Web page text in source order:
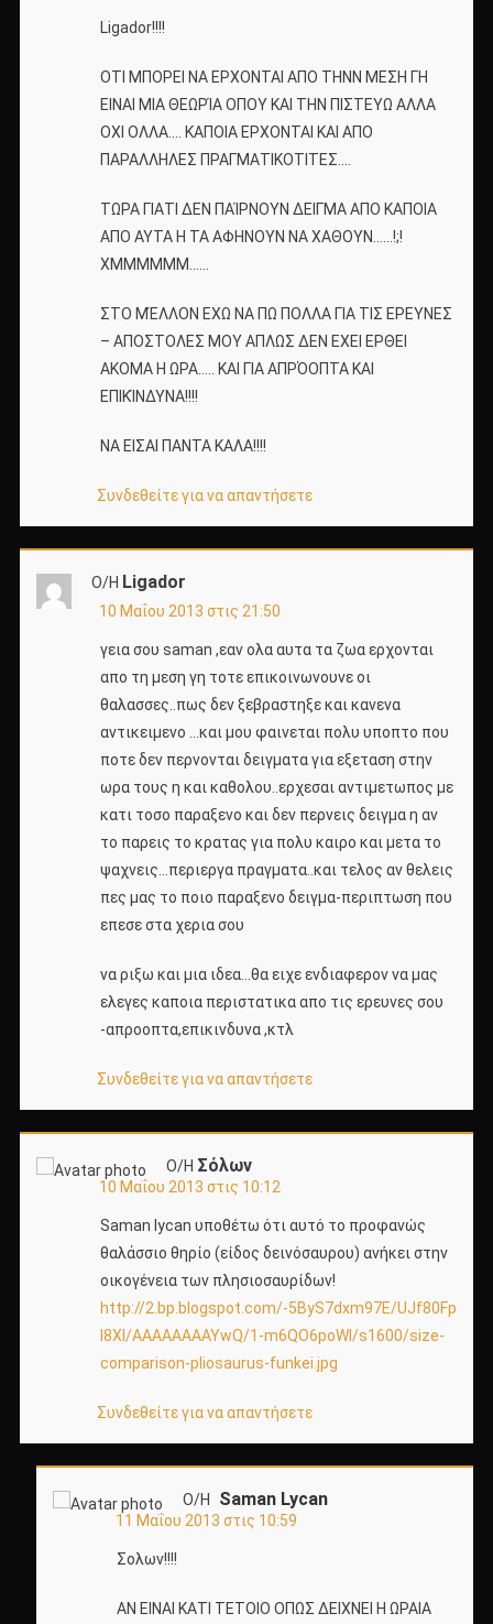
Ligador!!!!
ΟΤΙ ΜΠΟΡΕΙ ΝΑ ΕΡΧΟΝΤΑΙ ΑΠΟ ΤΗΝΝ ΜΕΣΗ ΓΗ
ΕΙΝΑΙ ΜΙΑ ΘΕΩΡΊΑ ΟΠΟΥ ΚΑΙ ΤΗΝ ΠΙΣΤΕΥΩ ΑΛΛΑ
ΟΧΙ ΟΛΛΑ…. ΚΑΠΟΙΑ ΕΡΧΟΝΤΑΙ ΚΑΙ ΑΠΟ
ΠΑΡΑΛΛΗΛΕΣ ΠΡΑΓΜΑΤΙΚΟΤΙΤΕΣ….
ΤΩΡΑ ΓΙΑΤΙ ΔΕΝ ΠΑΊΡΝΟΥΝ ΔΕΙΓΜΑ ΑΠΟ ΚΑΠΟΙΑ
ΑΠΟ ΑΥΤΑ Η ΤΑ ΑΦΗΝΟΥΝ ΝΑ ΧΑΘΟΥΝ……!;!
ΧΜΜΜΜΜΜ……
ΣΤΟ ΜΈΛΛΟΝ ΕΧΩ ΝΑ ΠΩ ΠΟΛΛΑ ΓΙΑ ΤΙΣ ΕΡΕΥΝΕΣ
– ΑΠΟΣΤΟΛΕΣ ΜΟΥ ΑΠΛΩΣ ΔΕΝ ΕΧΕΙ ΕΡΘΕΙ
ΑΚΟΜΑ Η ΩΡΑ….. ΚΑΙ ΓΙΑ ΑΠΡΌΟΠΤΑ ΚΑΙ
ΕΠΙΚΊΝΔΥΝΑ!!!!
ΝΑ ΕΙΣΑΙ ΠΑΝΤΑ ΚΑΛΑ!!!!
Συνδεθείτε για να απαντήσετε
Ο/Η Ligador
10 Μαΐου 2013 στις 21:50
γεια σου saman ,εαν ολα αυτα τα ζωα ερχονται
απο τη μεση γη τοτε επικοινωνουνε οι
θαλασσες..πως δεν ξεβραστηξε και κανενα
αντικειμενο …και μου φαινεται πολυ υποπτο που
ποτε δεν περνονται δειγματα για εξεταση στην
ωρα τους η και καθολου..ερχεσαι αντιμετωπος με
κατι τοσο παραξενο και δεν περνεις δειγμα η αν
το παρεις το κρατας για πολυ καιρο και μετα το
ψαχνεις…περιεργα πραγματα..και τελος αν θελεις
πες μας το ποιο παραξενο δειγμα-περιπτωση που
επεσε στα χερια σου
να ριξω και μια ιδεα…θα ειχε ενδιαφερον να μας
ελεγες καποια περιστατικα απο τις ερευνες σου
-απροοπτα,επικινδυνα ,κτλ
Συνδεθείτε για να απαντήσετε
Ο/Η Σόλων
10 Μαΐου 2013 στις 10:12
Saman lycan υποθέτω ότι αυτό το προφανώς
θαλάσσιο θηρίο (είδος δεινόσαυρου) ανήκει στην
οικογένεια των πλησιοσαυρίδων!
http://2.bp.blogspot.com/-5ByS7dxm97E/UJf80Fp
I8XI/AAAAAAAAYwQ/1-m6QO6poWI/s1600/size-
comparison-pliosaurus-funkei.jpg
Συνδεθείτε για να απαντήσετε
Ο/Η Saman Lycan
11 Μαΐου 2013 στις 10:59
Σολων!!!!
ΑΝ ΕΙΝΑΙ ΚΑΤΙ ΤΕΤΟΙΟ ΟΠΩΣ ΔΕΙΧΝΕΙ Η ΩΡΑΙΑ